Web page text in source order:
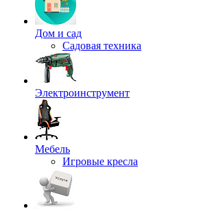
Дом и сад
Садовая техника
Электроинструмент
Мебель
Игровые кресла